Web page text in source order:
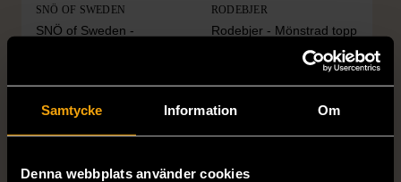
Samtycke Information Om
Denna webbplats använder cookies
SNÖ OF SWEDEN
SNÖ of Sweden -
169 kr
RODEBJER
Rodebjer - Mönstrad topp
med knappdetalj
399 kr